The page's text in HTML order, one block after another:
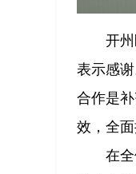
开
表示感
合作是
效，全
在